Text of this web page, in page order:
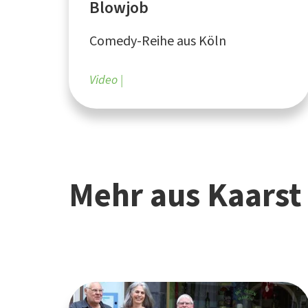
Blowjob
Comedy-Reihe aus Köln
Video
Mehr aus Kaarst